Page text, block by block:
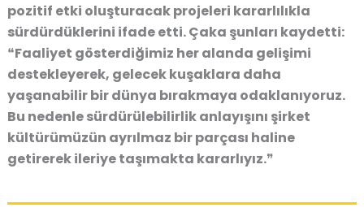
pozitif etki oluşturacak projeleri kararlılıkla
sürdürdüklerini ifade etti. Çaka şunları kaydetti:
❝Faaliyet gösterdiğimiz her alanda gelişimi
destekleyerek, gelecek kuşaklara daha
yaşanabilir bir dünya bırakmaya odaklanıyoruz.
Bu nedenle sürdürülebilirlik anlayışını şirket
kültürümüzün ayrılmaz bir parçası haline
getirerek ileriye taşımakta kararlıyız.❞